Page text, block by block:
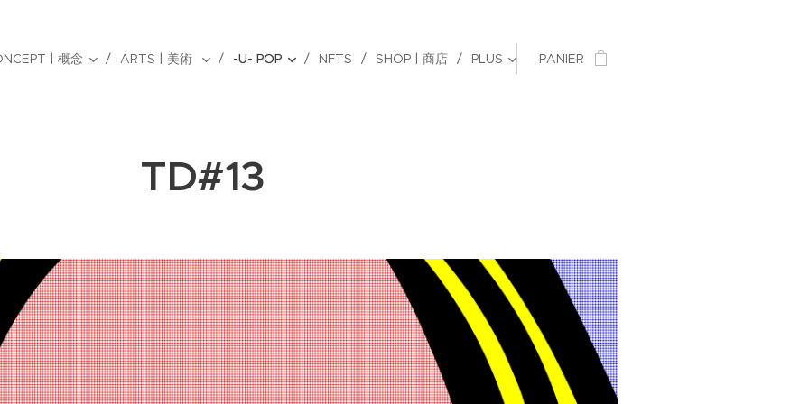
| 概念 ARTS | 美術 -U- POP NFTS SHOP | 商店 PLUS PANIER
TD#13